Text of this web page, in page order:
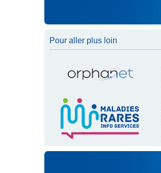
Pour aller plus loin